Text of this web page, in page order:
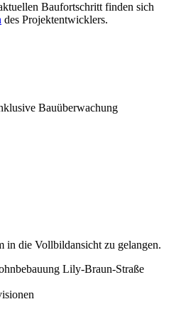
Baufortschritt finden sich
des Projektentwicklers.
Bauüberwachung
in die Vollbildansicht zu gelangen.